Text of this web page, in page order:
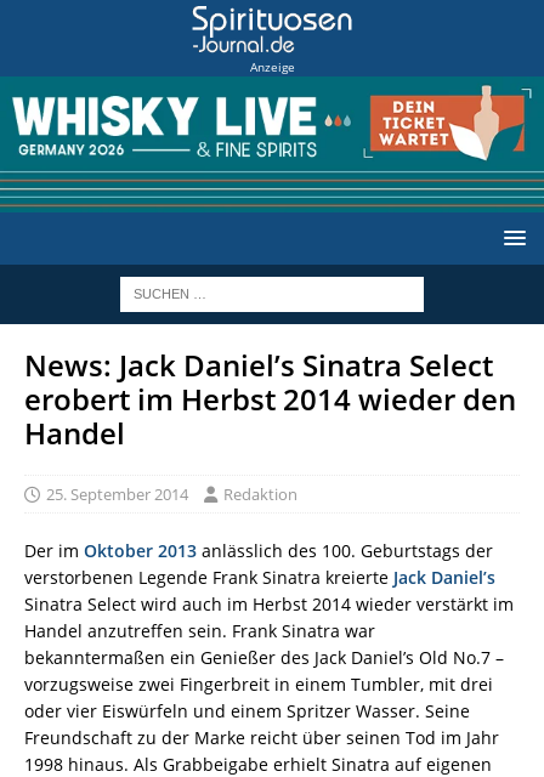
Anzeige
News: Jack Daniel’s Sinatra Select
erobert im Herbst 2014 wieder den
Handel
25. September 2014 Redaktion
Der im Oktober 2013 anlässlich des 100. Geburtstags der
verstorbenen Legende Frank Sinatra kreierte Jack Daniel’s
Sinatra Select wird auch im Herbst 2014 wieder verstärkt im
Handel anzutreffen sein. Frank Sinatra war
bekanntermaßen ein Genießer des Jack Daniel’s Old No.7 –
vorzugsweise zwei Fingerbreit in einem Tumbler, mit drei
oder vier Eiswürfeln und einem Spritzer Wasser. Seine
Freundschaft zu der Marke reicht über seinen Tod im Jahr
1998 hinaus. Als Grabbeigabe erhielt Sinatra auf eigenen